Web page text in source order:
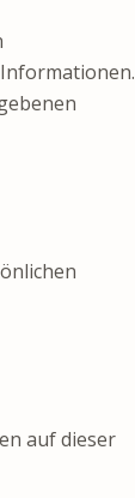
auf dieser